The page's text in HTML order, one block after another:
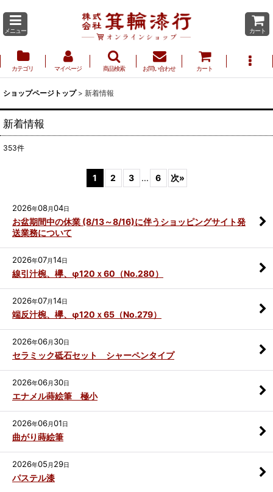
メニュー カート
カテゴリ マイページ 商品検索 お問い合わせ カート
ショップページトップ > 新着情報
新着情報
353件
1 2 3 ... 6 次»
2026年08月04日
お盆期間中の休業 (8/13～8/16)に伴うショッピングサイト発
送業務について
2026年07月14日
線引汁椀、欅、φ120ｘ60（No.280）
2026年07月14日
端反汁椀、欅、φ120ｘ65（No.279）
2026年06月 30日
セラミック砥石セット シャーペンタイプ
2026年06月 30日
エナメル蒔絵筆 極小
2026年06月01日
曲がり蒔絵筆
2026年05 月 29日
パステル漆